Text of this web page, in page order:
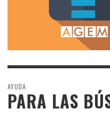
AYUDA
PARA LAS